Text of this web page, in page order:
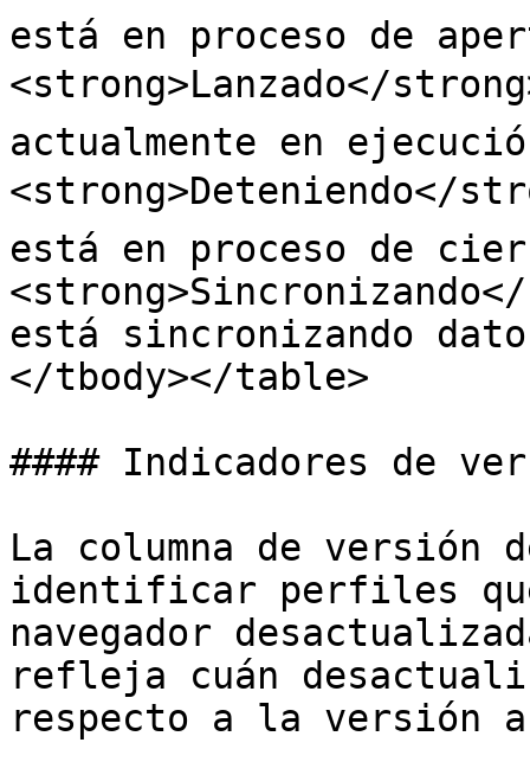
está en proceso de
<strong>Lanzado</
actualmente en
<strong>Deteniendo</
está en proceso de
está sincronizando
</tbody></table>
#### Indicadores de
La columna de versión
identificar perfiles
navegador
refleja cuán
respecto a la versión